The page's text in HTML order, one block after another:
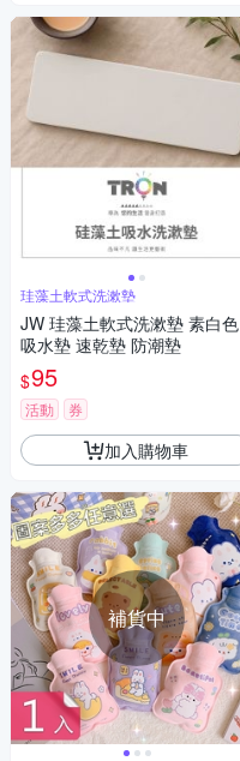
珪藻土軟式洗漱墊
JW 珪藻土軟式洗漱墊 素白色
吸水墊 速乾墊 防潮墊
$95
活動 券
加入購物車
補貨中